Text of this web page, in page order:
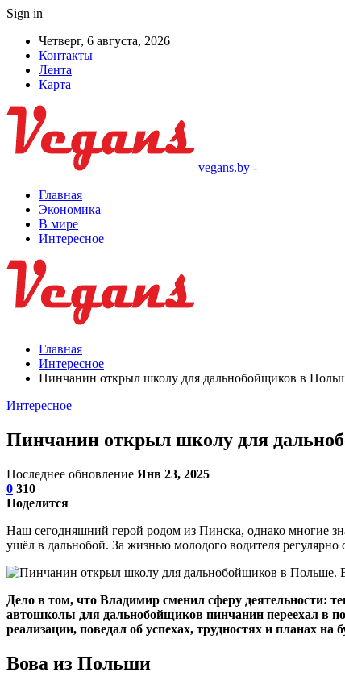
Sign in
Четверг, 6 августа, 2026
Контакты
Лента
Карта
vegans.by -
Главная
Экономика
В мире
Интересное
Главная
Интересное
Пинчанин открыл школу для дальнобойщиков в
Интересное
Пинчанин открыл школу для
Последнее обновление Янв 23, 2025
0 310
Поделится
Наш сегодняшний герой родом из Пинска, однако многие
ушёл в дальнобой. За жизнью молодого водителя
Дело в том, что Владимир сменил сферу деятельности:
автошколы для дальнобойщиков пинчанин переехал в
реализации, поведал об успехах, трудностях и планах на
Вова из Польши